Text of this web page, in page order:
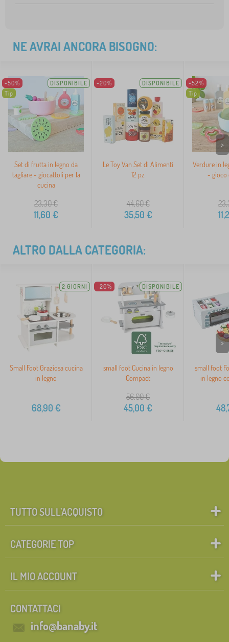
NE AVRAI ANCORA BISOGNO:
-50%
Tip
DISPONIBILE
Set di frutta in legno da
tagliare - giocattoli per la
cucina
23,30€
11,60 €
-20% DISPONIBILE
Le Toy Van Set di Alimenti
12 pz
44,60€
35,50 €
-52%
Tip
Verdure in
- gioco
>
ALTRO DALLA CATEGORIA:
2 GIORNI
Small Foot Graziosa cucina
in legno
68,90 €
-20% DISPONIBILE
small foot Cucina in legno
Compact
56,00€
45,00 €
small foot
in legno
>
TUTTO SULL’ACQUISTO
CATEGORIE TOP
IL MIO ACCOUNT
CONTATTACI
info@banaby.it